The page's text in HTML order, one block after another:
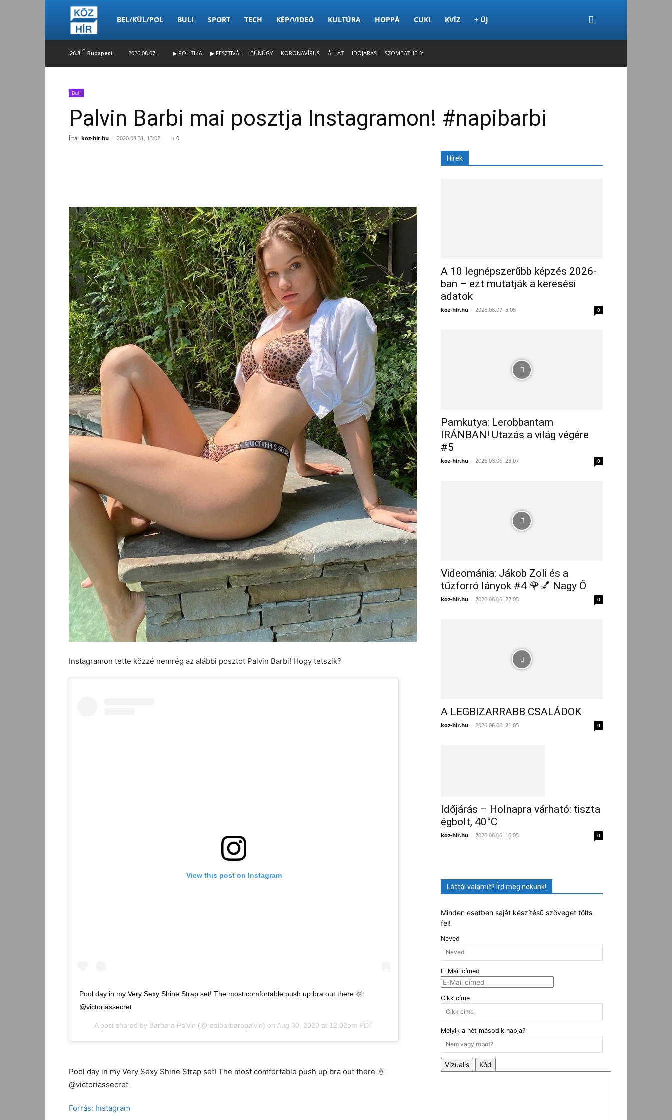
Köz-
BEL/KÜL/POL BULI SPORT TECH KÉP/VIDEÓ KULTÚRA HOPPÁ CUKI KVÍZ + ÚJ
26.8 C Budapest 2026.08.07. ▶ POLITIKA ▶ FESZTIVÁL BŰNÜGY KORONAVÍRUS ÁLLAT IDŐJÁRÁS SZOMBATHELY
Buli
Palvin Barbi mai posztja Instagramon! #napibarbi
Írta: koz-hir.hu - 2020.08.31. 13:02 0
Instagramon tette közzé nemrég az alábbi posztot Palvin Barbi! Hogy tetszik?
View this post on Instagram
Pool day in my Very Sexy Shine Strap set! The most comfortable push up bra out there 🌞
@victoriassecret
A post shared by Barbara Palvin (@realbarbarapalvin) on Aug 30, 2020 at 12:02pm PDT
Pool day in my Very Sexy Shine Strap set! The most comfortable push up bra out there 🌞
@victoriassecret
Forrás: Instagram
Hírek
A 10 legnépszerűbb képzés 2026-
ban – ezt mutatják a keresési
adatok
koz-hir.hu - 2026.08.07. 5:05 0
Pamkutya: Lerobbantam
IRÁNBAN! Utazás a világ végére
#5
koz-hir.hu - 2026.08.06. 23:07 0
Videománia: Jákob Zoli és a
tűzforró lányok #4 🌹💅 Nagy Ő
koz-hir.hu - 2026.08.06. 22:05 0
A LEGBIZARRABB CSALÁDOK
koz-hir.hu - 2026.08.06. 21:05 0
Időjárás – Holnapra várható: tiszta
égbolt, 40°C
koz-hir.hu - 2026.08.06. 16:05 0
Láttál valamit? Írd meg nekünk!
Minden esetben saját készítésű szöveget tölts
fel!
Neved
E-Mail címed
Cikk címe
Melyik a hét második napja?
Vizuális Kód